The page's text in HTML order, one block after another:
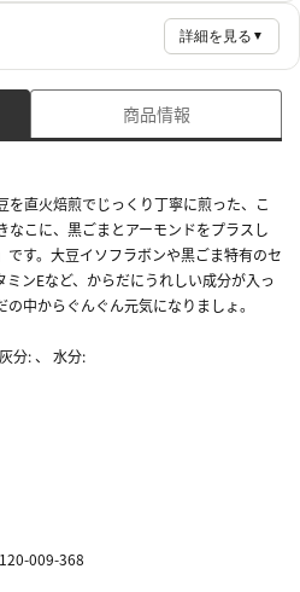
詳細を見る ▼
商品情報
直火焙煎でじっくり丁寧に煎った、こ
こに、黒ごまとアーモンドをプラスし
です。大豆イソフラボンや黒ごま特有のセ
ンEなど、からだにうれしい成分が入っ
中からぐんぐん元気になりましょ。
分: 、 水分:
009-368